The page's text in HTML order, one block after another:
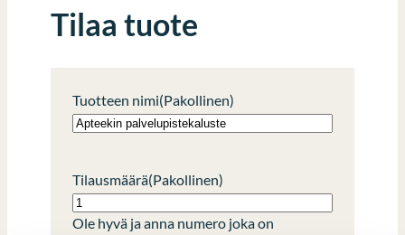
Tilaa tuote
Tuotteen nimi(Pakollinen)
Tilausmäärä(Pakollinen)
Ole hyvä ja anna numero joka on